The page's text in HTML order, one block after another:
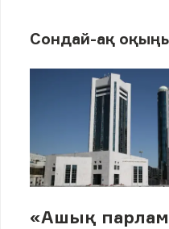
Сондай-ақ
«Ашық